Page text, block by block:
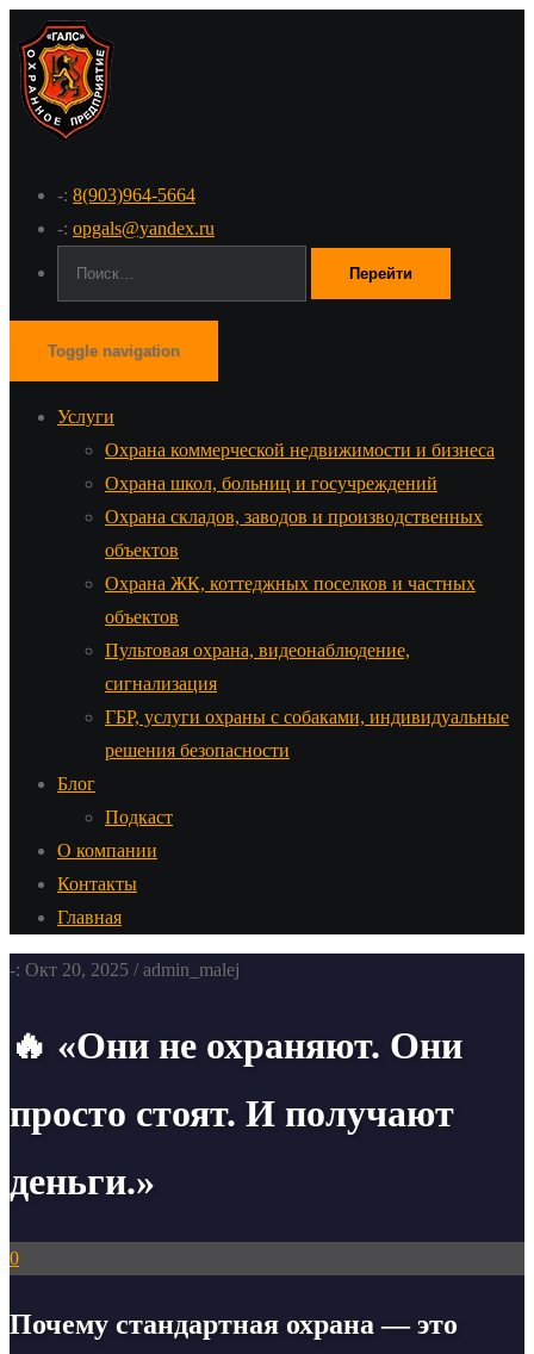
-: 8(903)964-5664
-: opgals@yandex.ru
Toggle navigation
Услуги
Охрана коммерческой недвижимости и бизнеса
Охрана школ, больниц и госучреждений
Охрана складов, заводов и производственных
объектов
Охрана ЖК, коттеджных поселков и частных
объектов
Пультовая охрана, видеонаблюдение,
сигнализация
ГБР, услуги охраны с собаками, индивидуальные
решения безопасности
Блог
Подкаст
О компании
Контакты
Главная
-: Окт 20, 2025 / admin_malej
🔥 «Они не охраняют. Они
просто стоят. И получают
деньги.»
0
Почему стандартная охрана — это